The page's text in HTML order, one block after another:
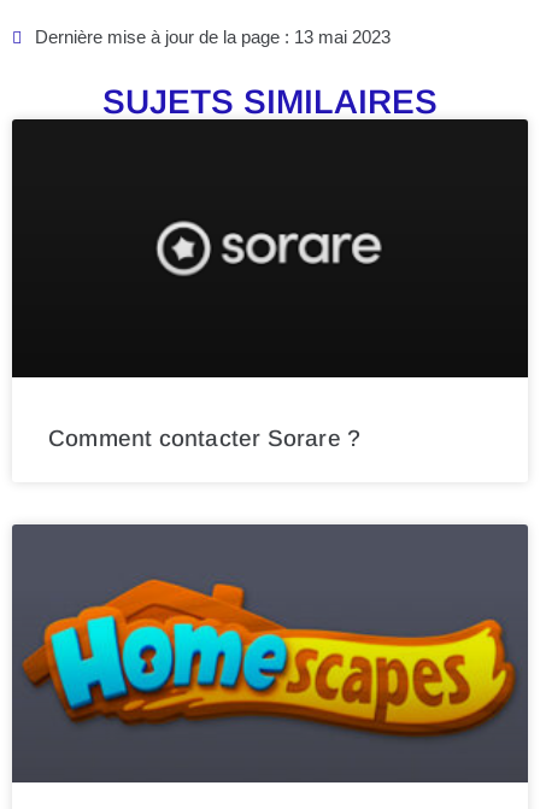
Dernière mise à jour de la page : 13 mai 2023
SUJETS SIMILAIRES
Comment contacter Sorare ?